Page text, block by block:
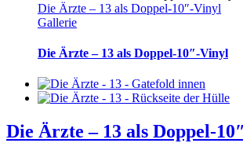
Die Ärzte – 13 als Doppel-10″-Vinyl
Gallerie
Die Ärzte – 13 als Doppel-10″-Vinyl
Die Ärzte – 13 als Doppel-